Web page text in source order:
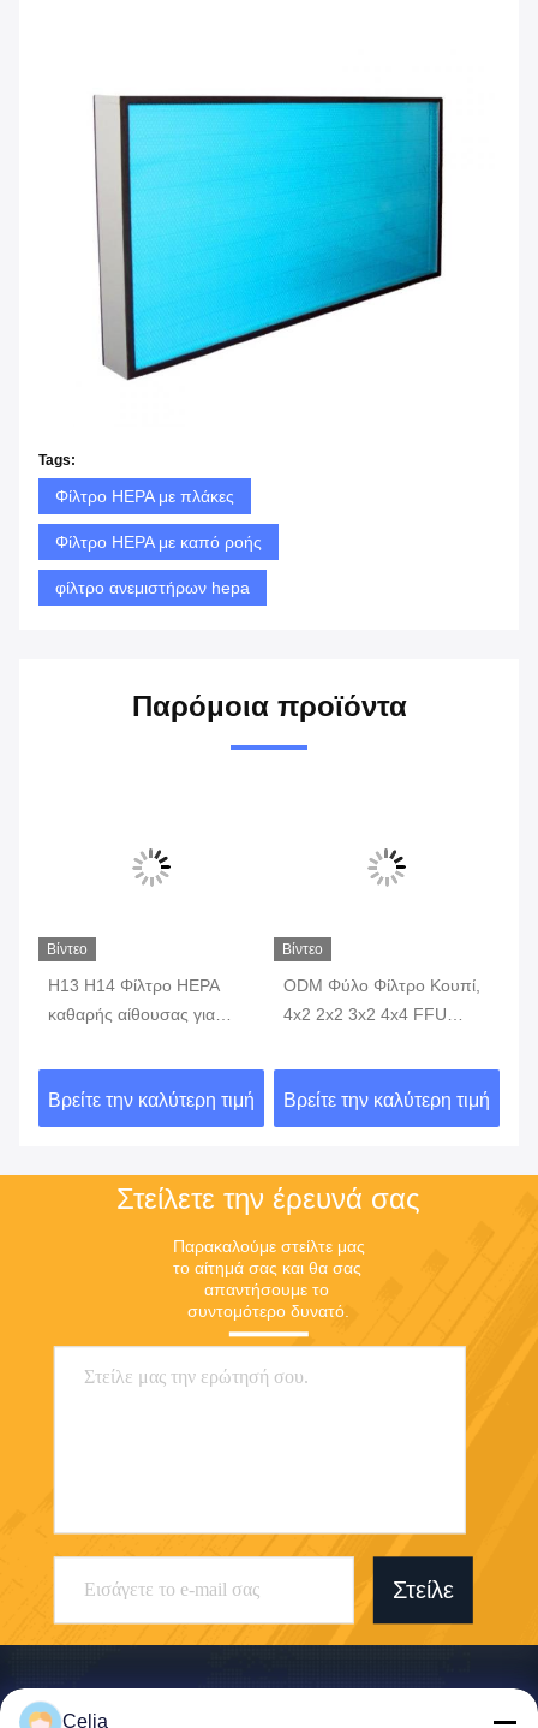
Tags:
Φίλτρο HEPA με πλάκες
Φίλτρο HEPA με καπό ροής
φίλτρο ανεμιστήρων hepa
Παρόμοια προϊόντα
Βίντεο
H13 H14 Φίλτρο HEPA
καθαρής αίθουσας για
Βρείτε την καλύτερη τιμή
Βίντεο
ODM Φύλο Φίλτρο Κουπί,
4x2 2x2 3x2 4x4 FFU
H13 H14
Βρείτε την καλύτερη τιμή
Στείλετε την έρευνά σας
Παρακαλούμε στείλτε μας
το αίτημά σας και θα σας
απαντήσουμε το
συντομότερο δυνατό.
Στείλε
Celia